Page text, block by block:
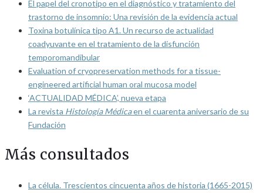
El papel del cronotipo en el diagnóstico y tratamiento del
trastorno de insomnio: Una revisión de la evidencia actual
Toxina botulínica tipo A1. Un recurso de actualidad
coadyuvante en el tratamiento de la disfunción
temporomandibular
Evaluation of cryopreservation methods for a tissue-
engineered artificial human oral mucosa model
‘ACTUALIDAD MÉDICA’, nueva etapa
La revista Histología Médicaen el cuarenta aniversario de su
Fundación
Más consultados
La célula. Trescientos cincuenta años de historia (1665-2015)